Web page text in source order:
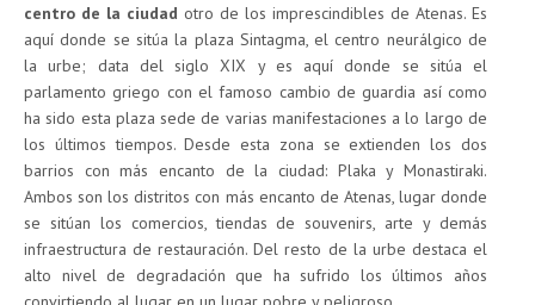
centro de la ciudad otro de los imprescindibles de Atenas. Es
aquí donde se sitúa la plaza Sintagma, el centro neurálgico de
la urbe; data del siglo XIX y es aquí donde se sitúa el
parlamento griego con el famoso cambio de guardia así como
ha sido esta plaza sede de varias manifestaciones a lo largo de
los últimos tiempos. Desde esta zona se extienden los dos
barrios con más encanto de la ciudad: Plaka y Monastiraki.
Ambos son los distritos con más encanto de Atenas, lugar donde
se sitúan los comercios, tiendas de souvenirs, arte y demás
infraestructura de restauración. Del resto de la urbe destaca el
alto nivel de degradación que ha sufrido los últimos años